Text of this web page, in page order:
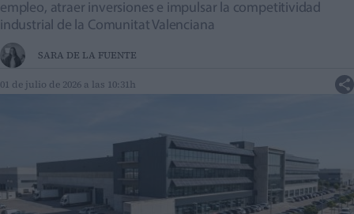
empleo, atraer inversiones e impulsar la competitividad
industrial de la Comunitat Valenciana
SARA DE LA FUENTE
01 de julio de 2026 a las 10:31h